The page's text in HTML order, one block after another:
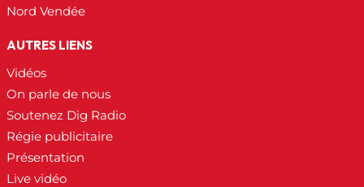
Nord Vendée
AUTRES LIENS
Vidéos
On parle de nous
Soutenez Dig Radio
Régie publicitaire
Présentation
Live vidéo